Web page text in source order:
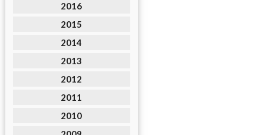
2016
2015
2014
2013
2012
2011
2010